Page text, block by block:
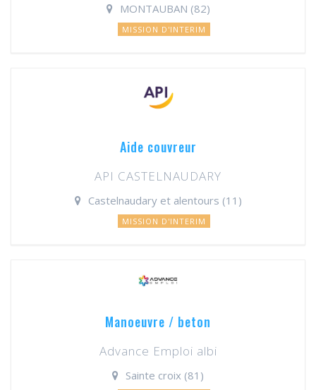
MONTAUBAN (82)
MISSION D'INTERIM
Aide couvreur
API CASTELNAUDARY
Castelnaudary et alentours (11)
MISSION D'INTERIM
Manoeuvre / beton
Advance Emploi albi
Sainte croix (81)